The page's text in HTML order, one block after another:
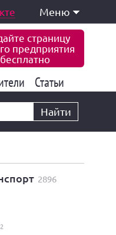
Меню
страницу
предприятия
бесплатно
6 775
Статьи
Найти
2896